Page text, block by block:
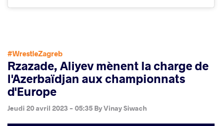
#WrestleZagreb
Rzazade, Aliyev mènent la charge de
l'Azerbaïdjan aux championnats
d'Europe
Jeudi 20 avril 2023 - 05:35 ByVinay Siwach